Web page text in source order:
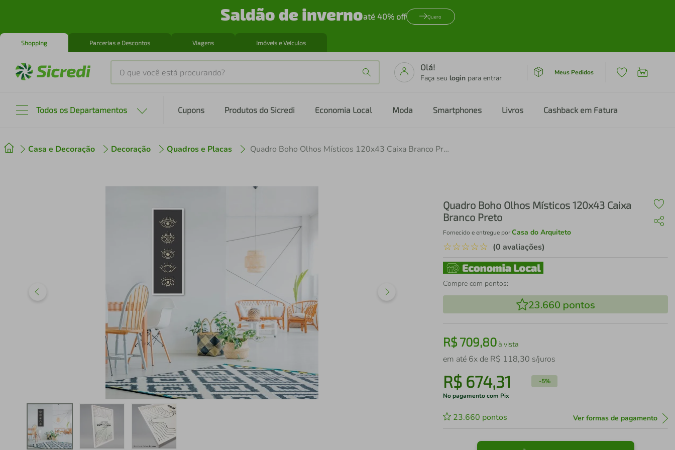
Saldão de invernoaté 40% off Quero
Shopping Parcerias e Descontos Viagens Imóveis e Veículos
O que você está procurando?
Olá!
Faça seu login para entrar
Meus Pedidos
Todos os Departamentos Cupons Produtos do Sicredi Economia Local Moda Smartphones Livros Cashback em Fatura
Casa e Decoração Decoração Quadros e Placas Quadro Boho Olhos Místicos 120x43 Caixa Branco Preto
Quadro Boho Olhos Místicos 120x43 Caixa
Branco Preto
Fornecido e entregue porCasa do Arquiteto
☆☆☆☆☆ (0 avaliações)
Compre com pontos:
23.660 pontos
R$709,80à vista
em até 6x de R$ 118,30 s/juros
R$ 674,31 -5%
No pagamento com Pix
23.660 pontos Ver formas de pagamento
º cafeteira